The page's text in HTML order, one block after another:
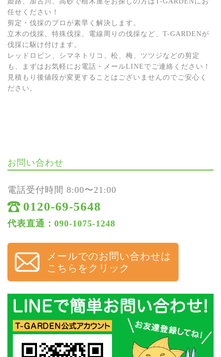
任せください！
剪定・伐採のプロが素早く解決します。
立木の伐採、特殊伐採、電線周りの伐採など、T-GARDENが
伐採に駆け付けます。
レッドロビン、シマネトリコ、松、梅、ツツジなどの剪定
も、まずはお気軽にお電話・メールLINEでご連絡ください！
見積もり後値段が変更することはございませんのでご安心く
ださい。
お問い合わせ
電話受付時間 8:00〜21:00
0120-69-5648
代表直通：090-1075-1248
メールでのお問い合わせは
こちらをクリック